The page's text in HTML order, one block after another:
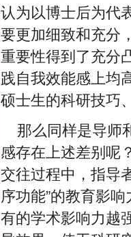
认为以博士后为代
要更加细致和充分
重要性得到了充分
践自我效能感上均
硕士生的科研技巧
那么同样是导师
感存在上述差别呢
交往过程中，指导
序功能”的教育影
有的学术影响力越